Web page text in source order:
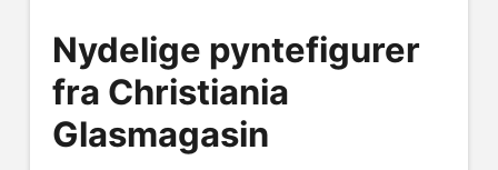
Nydelige pyntefigurer
fra Christiania
Glasmagasin